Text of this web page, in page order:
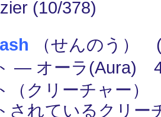
(10/378)
（せんのう）
― オーラ(Aura)
クリーチャー）
されているクリー